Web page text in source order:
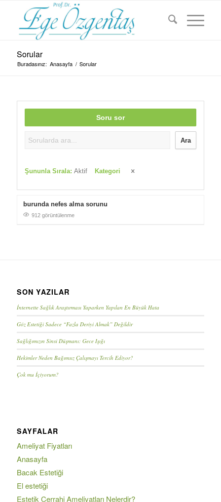
Sorular
Buradasınız: Anasayfa / Sorular
Soru sor
Ara
Şununla Sırala: Aktif Kategori
burunda nefes alma sorunu
912 görüntülenme
SON YAZILAR
İnternette Sağlık Araştırması Yaparken Yapılan En Büyük Hata
Göz Estetiği Sadece “Fazla Deriyi Almak” Değildir
Sağlığımızın Sinsi Düşmanı: Gece Işığı
Hekimler Neden Bağımsız Çalışmayı Tercih Ediyor?
Çok mu İçiyorum?
SAYFALAR
Ameliyat Fiyatları
Anasayfa
Bacak Estetiği
El estetiği
Estetik Cerrahi Ameliyatları Nelerdir?